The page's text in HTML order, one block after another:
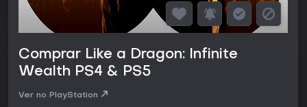
Comprar Like a Dragon: Infinite
Wealth PS4 & PS5
Ver no PlayStation